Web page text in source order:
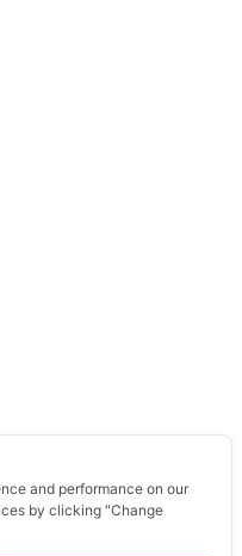
and performance on our
by clicking "Change